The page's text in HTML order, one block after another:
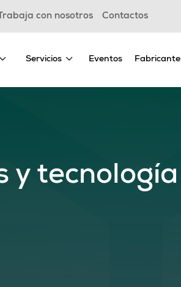
con nosotros Contactos
Servicios Eventos
y